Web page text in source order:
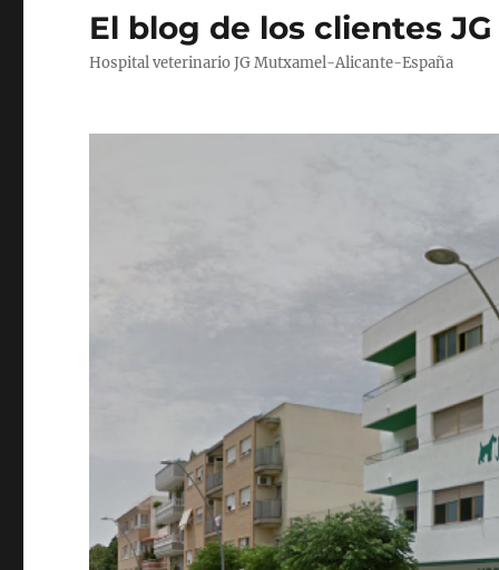
El blog de los clientes JG
Hospital veterinario JG Mutxamel-Alicante-España